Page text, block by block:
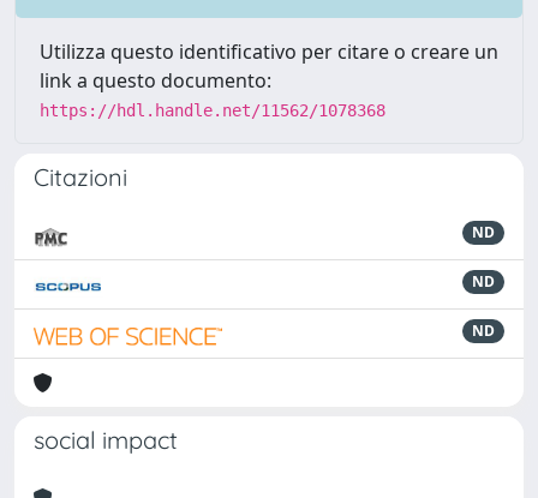
Utilizza questo identificativo per citare o creare un
link a questo documento:
https://hdl.handle.net/11562/1078368
Citazioni
ND
ND
ND
social impact